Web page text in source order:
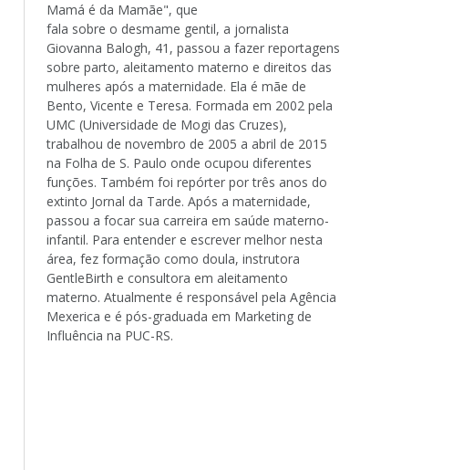
Mamá é da Mamãe", que
fala sobre o desmame gentil, a jornalista
Giovanna Balogh, 41, passou a fazer reportagens
sobre parto, aleitamento materno e direitos das
mulheres após a maternidade. Ela é mãe de
Bento, Vicente e Teresa. Formada em 2002 pela
UMC (Universidade de Mogi das Cruzes),
trabalhou de novembro de 2005 a abril de 2015
na Folha de S. Paulo onde ocupou diferentes
funções. Também foi repórter por três anos do
extinto Jornal da Tarde. Após a maternidade,
passou a focar sua carreira em saúde materno-
infantil. Para entender e escrever melhor nesta
área, fez formação como doula, instrutora
GentleBirth e consultora em aleitamento
materno. Atualmente é responsável pela Agência
Mexerica e é pós-graduada em Marketing de
Influência na PUC-RS.